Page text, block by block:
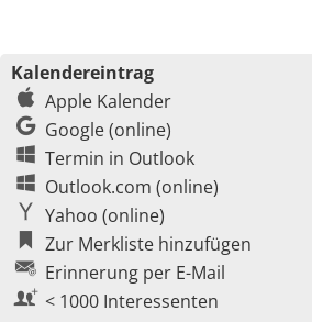
Kalendereintrag
Apple Kalender
Google (online)
Termin in Outlook
Outlook.com (online)
Yahoo (online)
Zur Merkliste hinzufügen
Erinnerung per E-Mail
< 1000 Interessenten